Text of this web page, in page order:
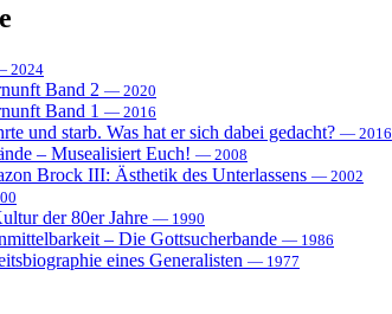
2024
Band 2 — 2020
Band 1 — 2016
und starb. Was hat er sich dabei gedacht? — 2016
– Musealisiert Euch! — 2008
Brock III: Ästhetik des Unterlassens — 2002
der 80er Jahre — 1990
– Die Gottsucherbande — 1986
eines Generalisten — 1977